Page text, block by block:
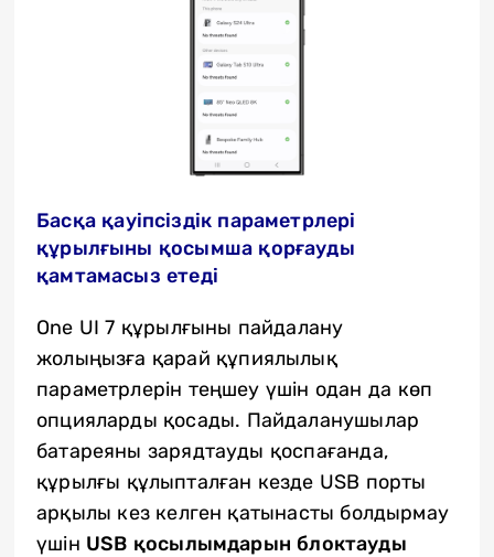
Басқа қауіпсіздік параметрлері
құрылғыны қосымша қорғауды
қамтамасыз етеді
One UI 7 құрылғыны пайдалану
жолыңызға қарай құпиялылық
параметрлерін теңшеу үшін одан да көп
опцияларды қосады. Пайдаланушылар
батареяны зарядтауды қоспағанда,
құрылғы құлыпталған кезде USB порты
арқылы кез келген қатынасты болдырмау
үшін USB қосылымдарын блоктауды